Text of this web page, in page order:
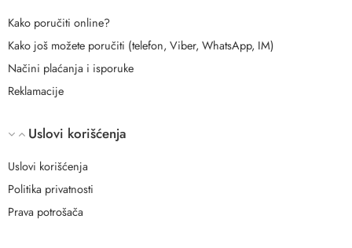
Kako poručiti online?
Kako još možete poručiti (telefon, Viber, WhatsApp, IM)
Načini plaćanja i isporuke
Reklamacije
Uslovi korišćenja
Uslovi korišćenja
Politika privatnosti
Prava potrošača